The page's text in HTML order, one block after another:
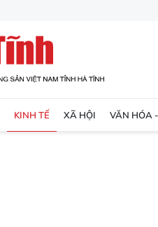
KINH TẾ XÃ HỘI VĂN HÓA